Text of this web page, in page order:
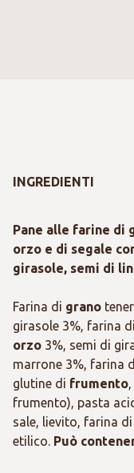
INGREDIENTI
Pane alle farine di
orzo e di segale
girasole, semi di
Farina di grano
girasole 3%, farina di
orzo 3%, semi di
marrone 3%, farina
glutine di frumento
frumento), pasta
sale, lievito, farina di
etilico. Può